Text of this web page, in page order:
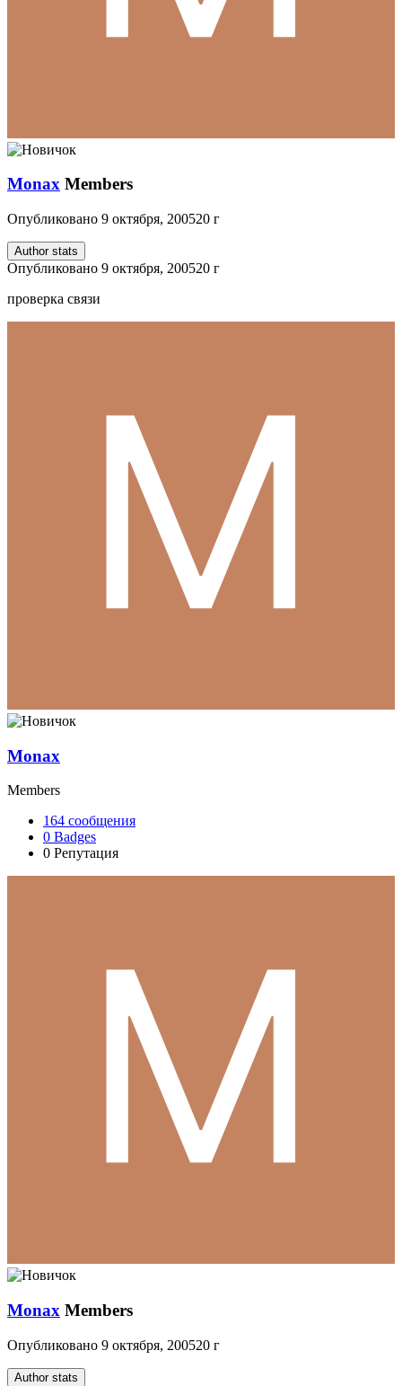
Monax Members
Опубликовано 9 октября, 200520 г
Author stats
Опубликовано 9 октября, 200520 г
проверка связи
Monax
Members
164 сообщения
0 Badges
0 Репутация
Monax Members
Опубликовано 9 октября, 200520 г
Author stats